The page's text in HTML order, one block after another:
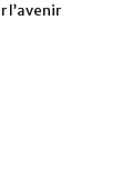
l’avenir